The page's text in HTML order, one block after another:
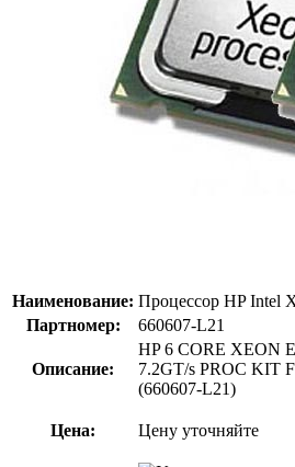
Наименование: Процессор HP Intel
Партномер:
660607-L21
Описание:
HP 6 CORE XEON
7.2GT/s PROC KIT
(660607-L21)
Цена: Цену уточняйте